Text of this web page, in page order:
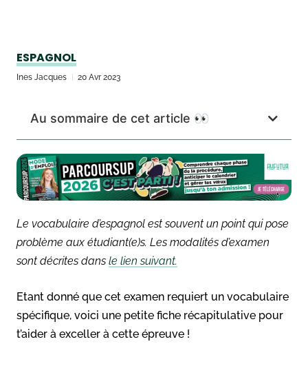
ESPAGNOL
Ines Jacques 20 Avr 2023
Au sommaire de cet article 👀
Le vocabulaire d’espagnol est souvent un point qui pose
problème aux étudiant(e)s. Les modalités d’examen
sont décrites dans le lien suivant.
Etant donné que cet examen requiert un vocabulaire
spécifique, voici une petite fiche récapitulative pour
t’aider à exceller à cette épreuve !